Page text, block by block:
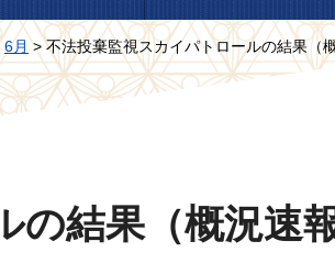
6月 > 不法投棄監視スカイパトロールの結果（
の結果（概況速